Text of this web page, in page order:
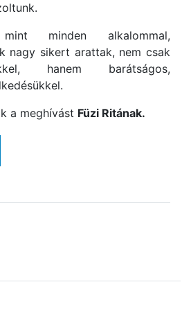
mint minden alkalommal,
nagy sikert arattak, nem csak
hanem barátságos,
a meghívást Füzi Ritának.